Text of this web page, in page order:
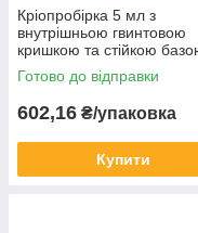
Кріопробірка 5 мл з
внутрішньою гвинтовою
кришкою та стійкою
стерильна (50 шт/уп)
Готово до відправки
602,16 ₴/упаковка
Купити